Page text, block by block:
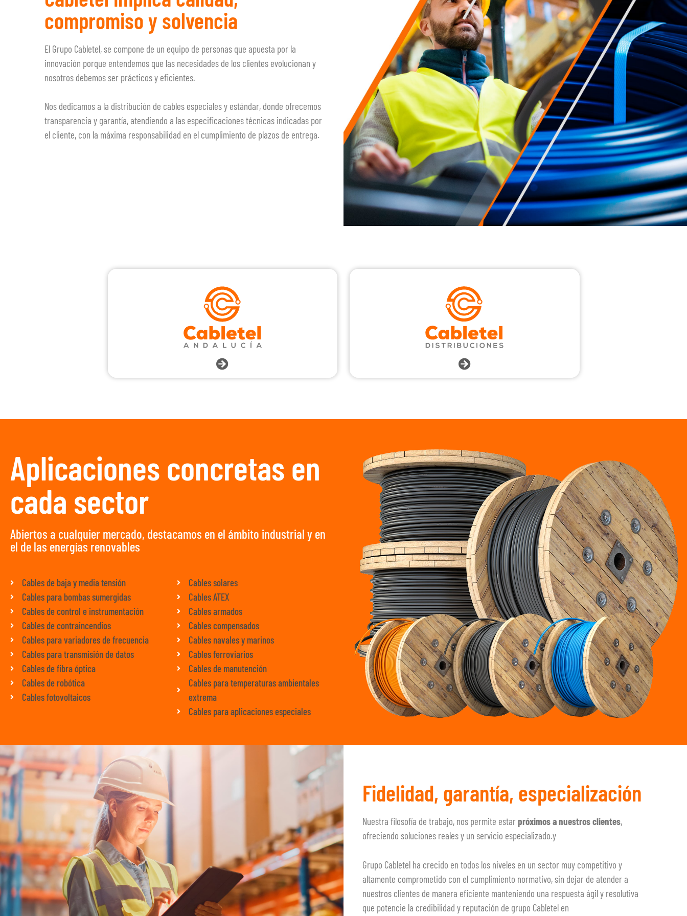
compromiso y solvencia
El Grupo Cabletel, se compone de un equipo de personas que apuesta por la
innovación porque entendemos que las necesidades de los clientes evolucionan y
nosotros debemos ser prácticos y eficientes.
Nos dedicamos a la distribución de cables especiales y estándar, donde ofrecemos
transparencia y garantía, atendiendo a las especificaciones técnicas indicadas por
el cliente, con la máxima responsabilidad en el cumplimiento de plazos de entrega.
Aplicaciones concretas en
cada sector
Abiertos a cualquier mercado, destacamos en el ámbito industrial y en
el de las energías renovables
Cables de baja y media tensión
Cables para bombas sumergidas
Cables de control e instrumentación
Cables de contraincendios
Cables para variadores de frecuencia
Cables para transmisión de datos
Cables de fibra óptica
Cables de robótica
Cables fotovoltaicos
Cables solares
Cables ATEX
Cables armados
Cables compensados
Cables navales y marinos
Cables ferroviarios
Cables de manutención
Cables para temperaturas ambientales
extrema
Cables para aplicaciones especiales
Fidelidad, garantía, especialización
Nuestra filosofía de trabajo, nos permite estarpróximos a nuestros clientes,
ofreciendo soluciones reales y un servicio especializado.y
Grupo Cabletel ha crecido en todos los niveles en un sector muy competitivo y
altamente comprometido con el cumplimiento normativo, sin dejar de atender a
nuestros clientes de manera eficiente manteniendo una respuesta ágil y resolutiva
que potencie la credibilidad y reputación de grupo Cabletel en